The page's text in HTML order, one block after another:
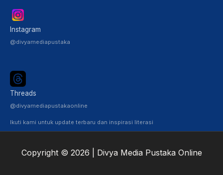
Instagram
@divyamediapustaka
Threads
@divyamediapustakaonline
Ikuti kami untuk update terbaru dan inspirasi literasi
Copyright © 2026 | Divya Media Pustaka Online